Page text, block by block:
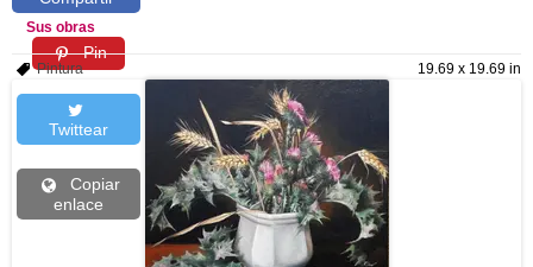
Pin
Twittear
Copiar
enlace
Sus obras
19.69 x 19.69 in
Pintura